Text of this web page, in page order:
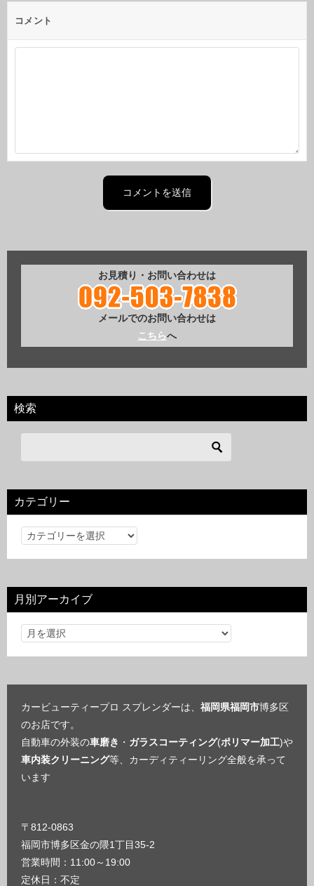
コメント
お見積り・お問い合わせは
メールでのお問い合わせは
こちらへ
検索
カテゴリー
カ
リ
ー
月別アーカイブ
カービューティープロ スプレンダーは、 福岡県福岡市博多区
のお店です。
自動車の外装の車磨き ・ ガラスコーティング(ポリマー加工)や
車内装クリーニング等、カーディティーリング全般を承って
います
〒812-0863
福岡市博多区金の隈1丁目35-2
営業時間：11:00～19:00
定休日：不定